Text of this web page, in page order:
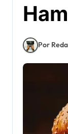
Por